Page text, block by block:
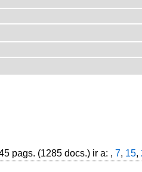
pags. (1285 docs.) ir a: , 7, 15,